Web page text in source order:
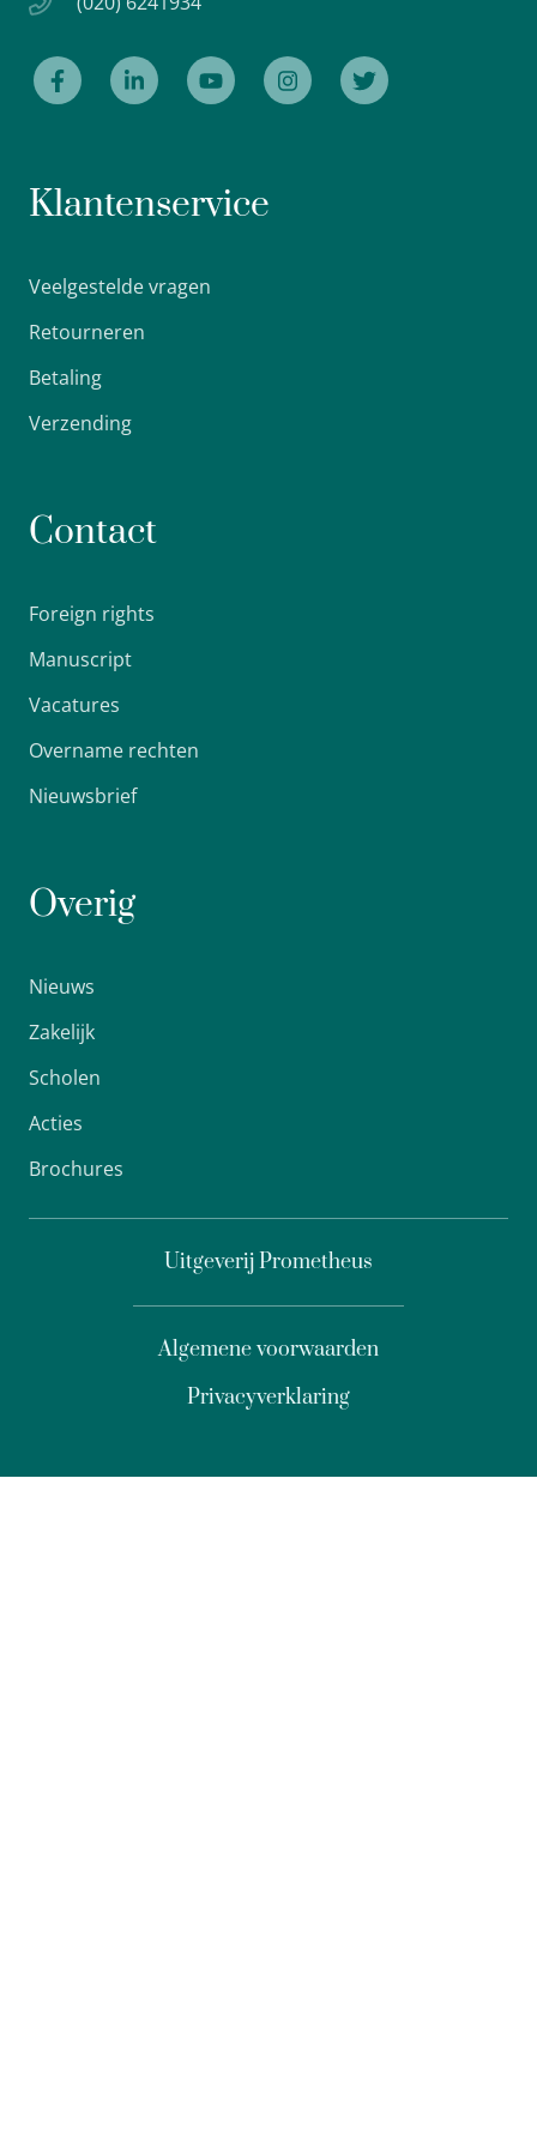
Klantenservice
Veelgestelde vragen
Retourneren
Betaling
Verzending
Contact
Foreign rights
Manuscript
Vacatures
Overname rechten
Nieuwsbrief
Overig
Nieuws
Zakelijk
Scholen
Acties
Brochures
Uitgeverij Prometheus
Privacyverklaring
Algemene voorwaarden